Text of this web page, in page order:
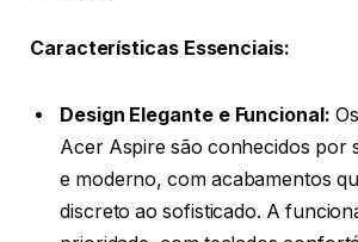
Características Essenciais:
Design Elegante e Funcional:
Acer Aspire são conhecidos por
e moderno, com acabamentos
discreto ao sofisticado. A